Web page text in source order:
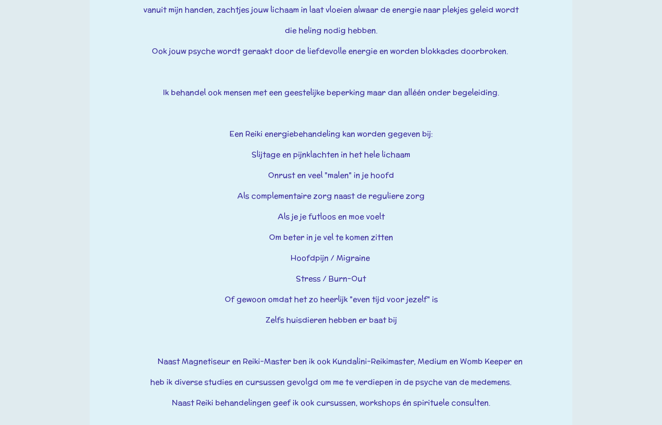
vanuit mijn handen, zachtjes jouw lichaam in laat vloeien alwaar de energie naar plekjes geleid wordt
die heling nodig hebben.
Ook jouw psyche wordt geraakt door de liefdevolle energie en worden blokkades doorbroken.
Ik behandel ook mensen met een geestelijke beperking maar dan alléén onder begeleiding.
Een Reiki energiebehandeling kan worden gegeven bij:
Slijtage en pijnklachten in het hele lichaam
Onrust en veel "malen" in je hoofd
Als complementaire zorg naast de reguliere zorg
Als je je futloos en moe voelt
Om beter in je vel te komen zitten
Hoofdpijn / Migraine
Stress / Burn-Out
Of gewoon omdat het zo heerlijk "even tijd voor jezelf" is
Zelfs huisdieren hebben er baat bij
Naast Magnetiseur en Reiki-Master ben ik ook Kundalini-Reikimaster, Medium en Womb Keeper en
heb ik diversestudies en cursussen gevolgd om me te verdiepen in de psyche van de medemens.
Naast Reiki behandelingen geef ik ook cursussen, workshops én spirituele consulten.